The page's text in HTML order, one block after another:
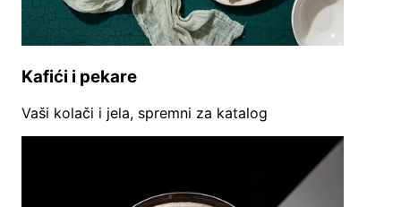
Kafići i pekare
Vaši kolači i jela, spremni za katalog